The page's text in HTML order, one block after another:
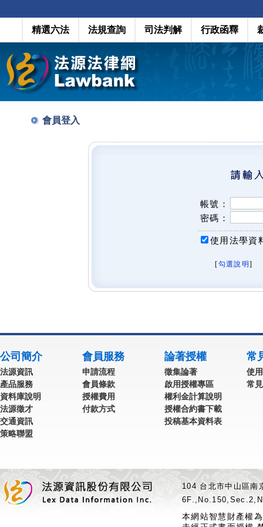
精選六法 法規查詢 司法判解 行政函釋
會員登入
帳號：
密碼：
使用法學資
[勾選說明 ]
公司簡介
法源資訊
產品服務
資料庫說明
法源徵才
交通資訊
策略聯盟
會員服務
申請流程
會員條款
授權費用
付款方式
論著授權
徵集論著
啟用授權專區
權利金計算說明
授權合約書下載
投稿基本資料表
常
使
常
104 台北市中山區
本網站智慧財產權